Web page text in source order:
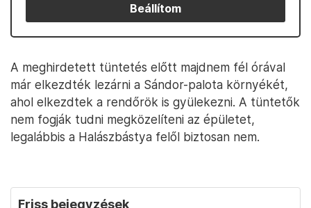
Beállítom
A meghirdetett tüntetés előtt majdnem fél órával
már elkezdték lezárni a Sándor-palota környékét,
ahol elkezdtek a rendőrök is gyülekezni. A tüntetők
nem fogják tudni megközelíteni az épületet,
legalábbis a Halászbástya felől biztosan nem.
Friss bejegyzések